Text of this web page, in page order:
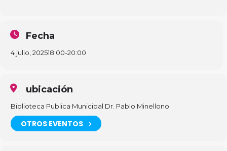
Fecha
4 julio, 202518:00-20:00
ubicación
Biblioteca Publica Municipal Dr. Pablo Minellono
OTROS EVENTOS